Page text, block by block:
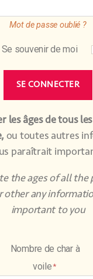
Mot de passe oublié ?
Se souvenir de moi
les âges de tous
ou toutes autres
paraîtrait
the ages of all
other any
important to you
Nombre de char à
voile